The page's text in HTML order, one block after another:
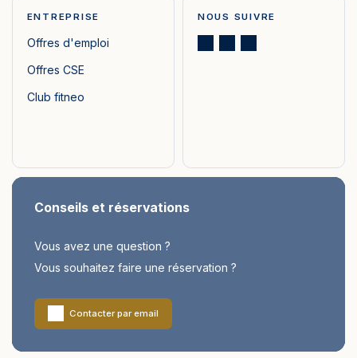
ENTREPRISE
Offres d'emploi
Offres CSE
Club fitneo
NOUS SUIVRE
Conseils et réservations
Vous avez une question ?
Vous souhaitez faire une réservation ?
Contacter par email